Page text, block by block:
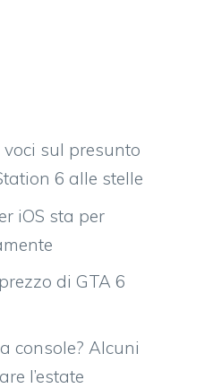
sul presunto
6 alle stelle
iOS sta per
di GTA 6
console? Alcuni
l’estate